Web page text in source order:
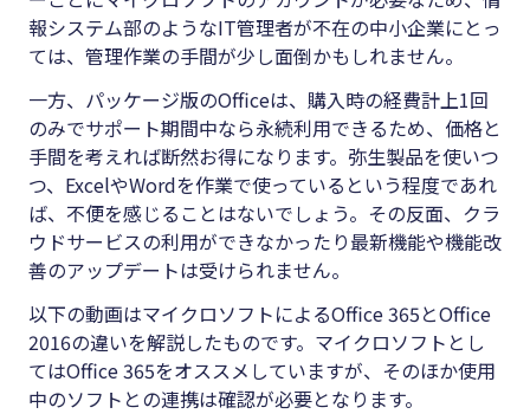
報システム部のようなIT管理者が不在の中小企業にとっ
ては、管理作業の手間が少し面倒かもしれません。
一方、パッケージ版のOfficeは、購入時の経費計上1回
のみでサポート期間中なら永続利用できるため、価格と
手間を考えれば断然お得になります。弥生製品を使いつ
つ、ExcelやWordを作業で使っているという程度であれ
ば、不便を感じることはないでしょう。その反面、クラ
ウドサービスの利用ができなかったり最新機能や機能改
善のアップデートは受けられません。
以下の動画はマイクロソフトによるOffice 365とOffice
2016の違いを解説したものです。マイクロソフトとし
てはOffice 365をオススメしていますが、そのほか使用
中のソフトとの連携は確認が必要となります。